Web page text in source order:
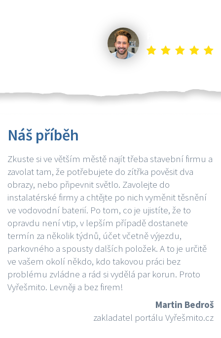
Náš příběh
Zkuste si ve větším městě najít třeba stavební firmu a
zavolat tam, že potřebujete do zítřka pověsit dva
obrazy, nebo připevnit světlo. Zavolejte do
instalatérské firmy a chtějte po nich vyměnit těsnění
ve vodovodní baterií. Po tom, co je ujistíte, že to
opravdu není vtip, v lepším případě dostanete
termín za několik týdnů, účet včetně výjezdu,
parkovného a spousty dalších položek. A to je určitě
ve vašem okolí někdo, kdo takovou práci bez
problému zvládne a rád si vydělá par korun. Proto
Vyřešmito. Levněji a bez firem!
Martin Bedroš
zakladatel portálu Vyřešmito.cz